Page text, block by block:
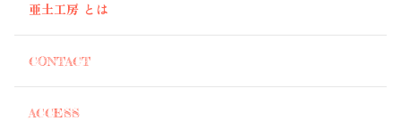
亜土工房 とは
CONTACT
ACCESS